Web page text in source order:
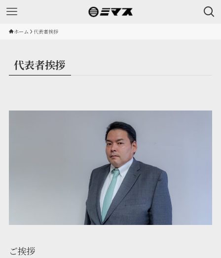
ホーム 代表者挨拶
代表者挨拶
ご挨拶